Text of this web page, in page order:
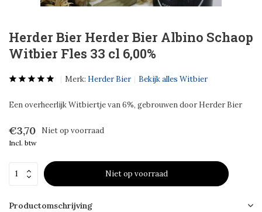
Herder Bier Herder Bier Albino Schaop
Witbier Fles 33 cl 6,00%
Merk: Herder Bier Bekijk alles Witbier
Een overheerlijk Witbiertje van 6%, gebrouwen door Herder Bier
€3,70 Niet op voorraad
Incl. btw
Niet op voorraad
Productomschrijving